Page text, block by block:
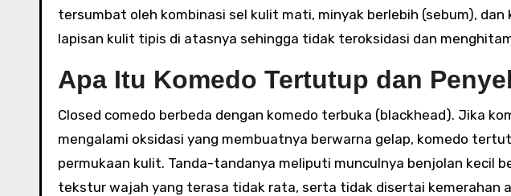
tersumbat oleh kombinasi sel kulit mati, minyak berlebih (sebum),
lapisan kulit tipis di atasnya sehingga tidak teroksidasi dan
Apa Itu Komedo Tertutup dan
Closed comedo berbeda dengan komedo terbuka (blackhead). Jika
mengalami oksidasi yang membuatnya berwarna gelap, komedo
permukaan kulit. Tanda-tandanya meliputi munculnya benjolan kecil
tekstur wajah yang terasa tidak rata, serta tidak disertai kemerahan